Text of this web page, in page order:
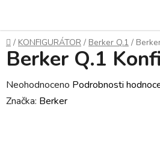
obsah
Domů
/ KONFIGURÁTOR / Berker Q.1 /
Berker Q.1
Průměrné
hodnocení
Neohodnoceno Podrobnosti
Značka: Berker